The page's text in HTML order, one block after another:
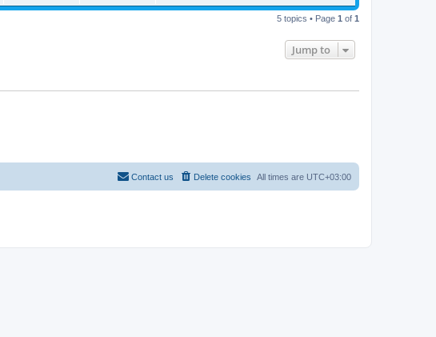
5 topics • Page 1 of 1
Jump to
All times are UTC+03:00
Delete cookies
Contact us